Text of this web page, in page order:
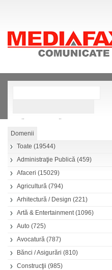
Căutare avansată
Toate (19544)
Administraţie Publică (459)
Afaceri (15029)
Agricultură (794)
Arhitectură / Design (221)
Artă & Entertainment(1096)
Auto (725)
Avocatură (787)
Bănci / Asigurări (810)
Construcţii (985)